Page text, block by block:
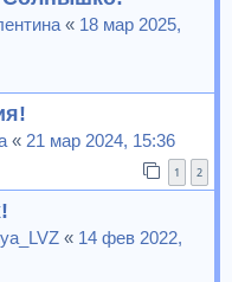
« 18 мар 2025,
« 21 мар 2024, 15:36
1 2
« 14 фев 2022,